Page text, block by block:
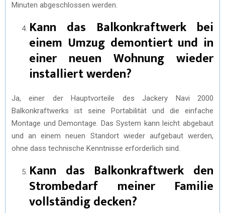
Minuten abgeschlossen werden.
Kann das Balkonkraftwerk bei
einem Umzug demontiert und in
einer neuen Wohnung wieder
installiert werden?
Ja, einer der Hauptvorteile des Jackery Navi 2000
Balkonkraftwerks ist seine Portabilität und die einfache
Montage und Demontage. Das System kann leicht abgebaut
und an einem neuen Standort wieder aufgebaut werden,
ohne dass technische Kenntnisse erforderlich sind.
Kann das Balkonkraftwerk den
Strombedarf meiner Familie
vollständig decken?